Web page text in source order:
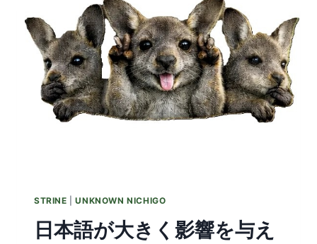
AUSTRALIAN
LANGUAGE
STRINE |UNKNOWN NICHIGO
日本語が大きく影響を与え